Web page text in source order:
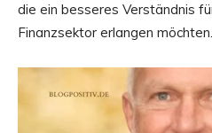
die ein besseres Verständnis
Finanzsektor erlangen möchten.